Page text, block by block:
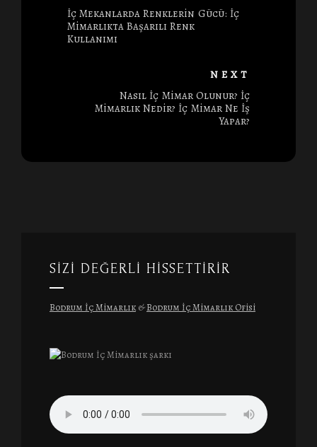
İç Mekanlarda Renklerin Gücü: İç
Mimarlıkta Başarılı Renk
Kullanımı
NEXT
Nasıl İç Mimar Olunur? İç
Mimarlık Nedir? İç Mimar Ne İş
Yapar?
SIZI DEĞERLI HISSETTIRIR
Bodrum İç Mimarlık &Bodrum İç Mimarlık Ofisi